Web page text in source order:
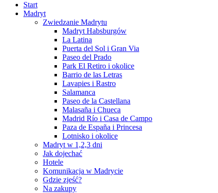
Start
Madryt
Zwiedzanie Madrytu
Madryt Habsburgów
La Latina
Puerta del Sol i Gran Via
Paseo del Prado
Park El Retiro i okolice
Barrio de las Letras
Lavapies i Rastro
Salamanca
Paseo de la Castellana
Malasaña i Chueca
Madrid Río i Casa de Campo
Paza de España i Princesa
Lotnisko i okolice
Madryt w 1,2,3 dni
Jak dojechać
Hotele
Komunikacja w Madrycie
Gdzie zjeść?
Na zakupy